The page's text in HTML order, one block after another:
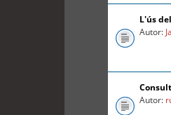
L'ús
Autor:
Autor: